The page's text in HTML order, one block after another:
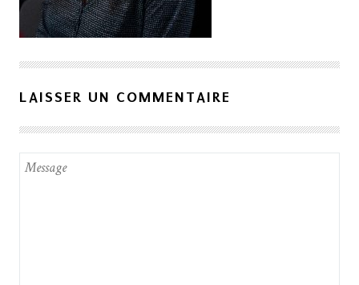
LAISSER UN COMMENTAIRE